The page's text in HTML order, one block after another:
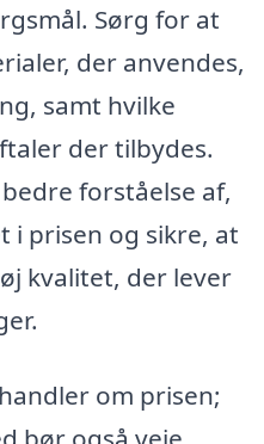
Sørg for at
der anvendes,
samt hvilke
der tilbydes.
forståelse af,
i prisen og sikre, at
kvalitet, der lever
om prisen;